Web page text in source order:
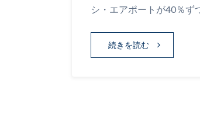
シ・エアポートが40％
続きを読む